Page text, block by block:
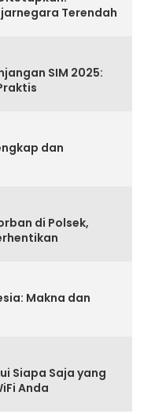
Terendah
SIM 2025:
dan
di Polsek,
Makna dan
Siapa Saja yang
Anda